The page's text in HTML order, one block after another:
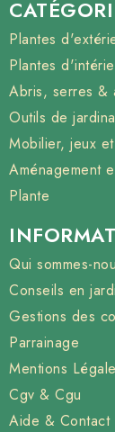
Plantes
Plantes
Abris, serres &
Outils de
Mobilier, jeux
Aménagement
Plante
Qui sommes-
Conseils en
Gestions des
Parrainage
Mentions
Cgv & Cgu
Aide & Contact